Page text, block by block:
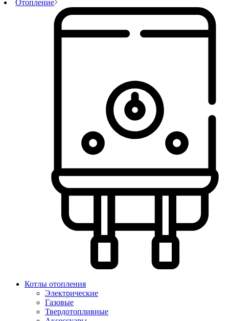
Отопление
Котлы отопления
Электрические
Газовые
Твердотопливные